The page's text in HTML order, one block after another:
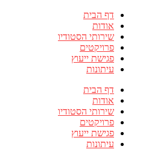
דף הבית
אודות
שירותי הסטודיו
פרויקטים
פגישת ייעוץ
עיתונות
דף הבית
אודות
שירותי הסטודיו
פרויקטים
פגישת ייעוץ
עיתונות